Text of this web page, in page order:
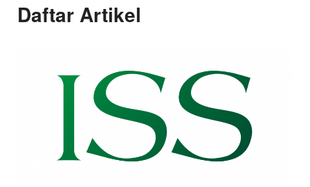
Daftar Artikel